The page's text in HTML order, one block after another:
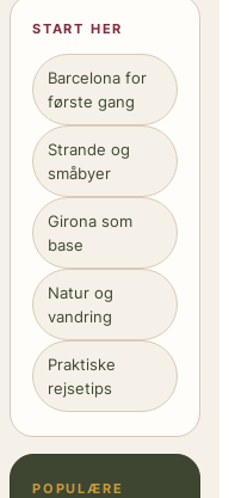
START HER
Barcelona for
første gang
Strande og
småbyer
Girona som
base
Natur og
vandring
Praktiske
rejsetips
POPULÆRE